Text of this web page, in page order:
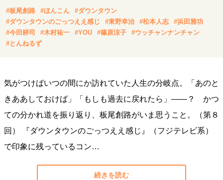
夢を掴む選択
トップが描く未来
マインドセット
重圧との向き合い方 一流のルーティン
忘れられない言葉
10代・20代の土台
#板尾創路 #ほんこん
#ダウンタウン
#ダウンタウンのごっつええ感じ
#東野幸治 #松本人志
#浜田雅功
#今田耕司
#木村祐一 #YOU #篠原涼子
#ウッチャンナンチャン
#とんねるず
気がつけばいつの間にか訪れていた人生の分岐点。「あのと
きああしておけば」「もしも過去に戻れたら」――？ かつ
ての分かれ道を振り返り、板尾創路がいま思うこと。（第８
回） 『ダウンタウンのごっつええ感じ』（フジテレビ系）
で印象に残っているコン…
続きを読む